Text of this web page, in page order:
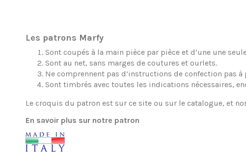
Les patrons Marfy
Sont coupés à la main pièce par pièce et d’une une
Sont au net, sans marges de coutures et ourlets.
Ne comprennent pas d’instructions de confection pas à
Sont timbrés avec toutes les indications nécessaires,
Le croquis du patron est sur ce site ou sur le catalogue, et
En savoir plus sur notre patron